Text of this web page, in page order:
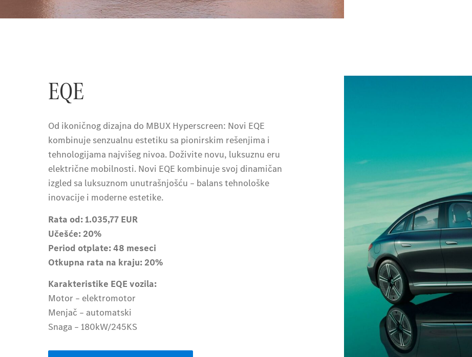
EQE
Od ikoničnog dizajna do MBUX Hyperscreen: Novi EQE
kombinuje senzualnu estetiku sa pionirskim rešenjima i
tehnologijama najvišeg nivoa. Doživite novu, luksuznu eru
električne mobilnosti. Novi EQE kombinuje svoj dinamičan
izgled sa luksuznom unutrašnjošću – balans tehnološke
inovacije i moderne estetike.
Rata od: 1.035,77 EUR
Učešće: 20%
Period otplate: 48 meseci
Otkupna rata na kraju: 20%
Karakteristike EQE vozila:
Motor – elektromotor
Menjač – automatski
Snaga – 180kW/245KS